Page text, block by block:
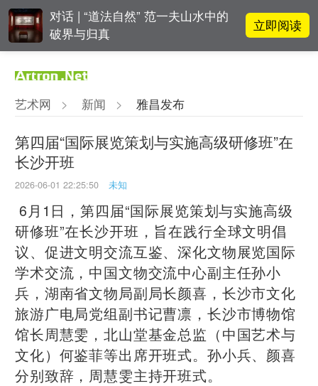
对话 | “道法自然” 范一夫山水中的
破界与归真
立即阅读
为策展式艺术商业综合体？
吕晓：北京画院两个中心十年 跨学
科带来齐白石研究新突破
翟莫梵：绘画少年的广阔天空
艺术网 > 新闻 > 雅昌发布
第四届“国际展览策划与实施高级研修班”在
长沙开班
2026-06-01 22:25:50 未知
6月1日，第四届“国际展览策划与实施高级
研修班”在长沙开班，旨在践行全球文明倡
议、促进文明交流互鉴、深化文物展览国际
学术交流，中国文物交流中心副主任孙小
兵，湖南省文物局副局长颜喜，长沙市文化
旅游广电局党组副书记曹凛，长沙市博物馆
馆长周慧雯，北山堂基金总监（中国艺术与
文化）何鉴菲等出席开班式。孙小兵、颜喜
分别致辞，周慧雯主持开班式。